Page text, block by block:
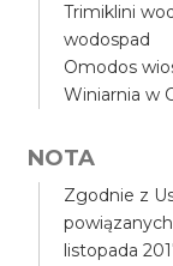
Trimiklini
wodospad
Omodos
Winiarnia w
NOTA
Zgodnie z
listopada